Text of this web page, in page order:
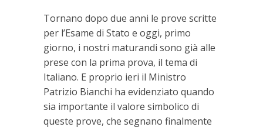
Tornano dopo due anni le prove scritte
per l’Esame di Stato e oggi, primo
giorno, i nostri maturandi sono già alle
prese con la prima prova, il tema di
Italiano. E proprio ieri il Ministro
Patrizio Bianchi ha evidenziato quando
sia importante il valore simbolico di
queste prove, che segnano finalmente